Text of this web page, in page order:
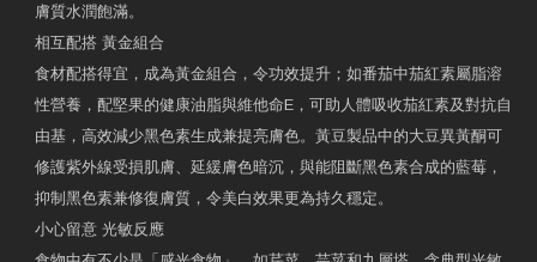
膚質水潤飽滿。
相互配搭 黃金組合
食材配搭得宜，成為黃金組合，令功效提升；如番茄中茄紅素屬脂溶
性營養，配堅果的健康油脂與維他命E，可助人體吸收茄紅素及對抗自
由基，高效減少黑色素生成兼提亮膚色。黃豆製品中的大豆異黃酮可
修護紫外線受損肌膚、延緩膚色暗沉，與能阻斷黑色素合成的藍莓，
抑制黑色素兼修復膚質，令美白效果更為持久穩定。
小心留意 光敏反應